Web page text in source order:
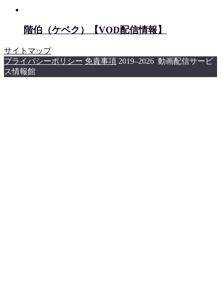
階伯（ケベク）【VOD配信情報】
サイトマップ
プライバシーポリシー 免責事項 2019–2026 動画配信サービ
ス情報館